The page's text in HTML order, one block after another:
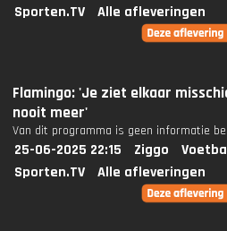
Sporten.TV
Alle afleveringen
Flamingo: 'Je ziet elkaar
nooit meer'
Van dit programma is geen informatie
25-06-2025 22:15 Ziggo
Sporten.TV
Alle afleveringen